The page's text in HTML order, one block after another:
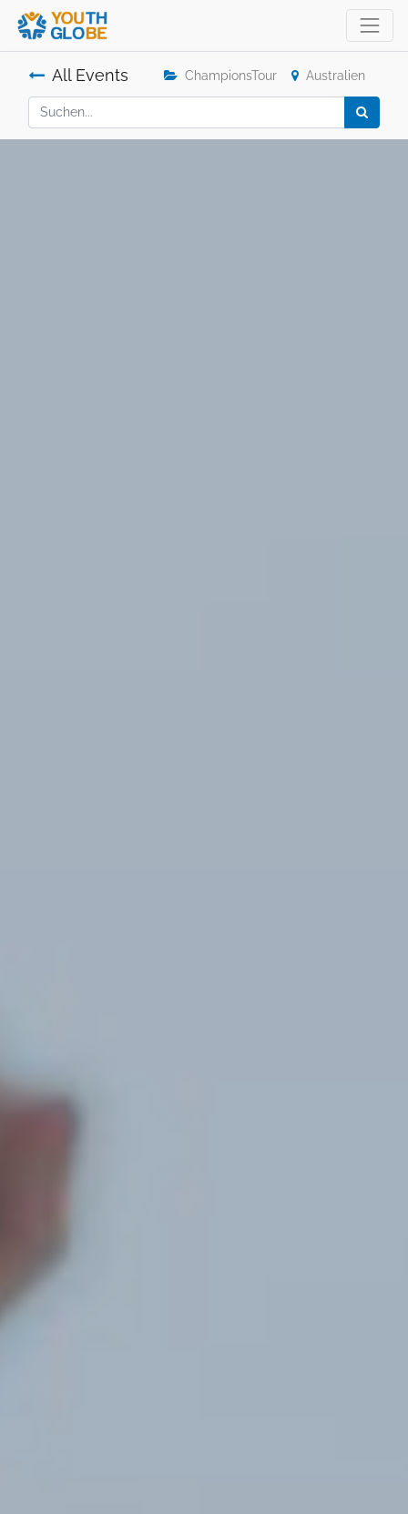
All Events ChampionsTour Australien